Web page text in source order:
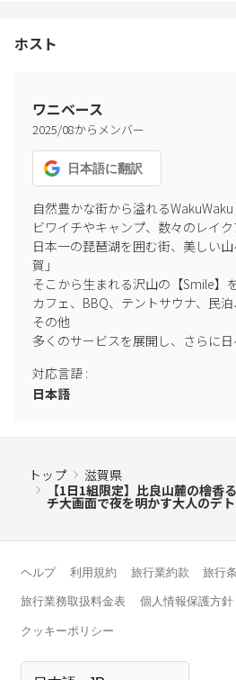
完全プライベート空間の品質を維持す
登録者様）以外の敷地内への立ち入り
やBBQのみの日帰り利用）であっても
犯カメラ等により無断立ち入りが発覚
だきます（宿泊料の返金不可）。さら
ステムを通じて直ちにご請求いたします
・人数分の正規追加ゲスト料金
・特別清掃・設備点検費：30,000円〜
に伴う、サウナ・精密機器等の特別点
掃作業代。著しい汚損がある場合は専
たします）
・緊急スタッフ出動費：20,000円 / 1
■設備ごとのご利用ルールと安全衛生
・ヒノキの香りと設備を守るため、大
リュはお控えください。
ず水着をご着用ください。
・ 飲酒後や体調不良時のご利用は生命
く禁じます。
・ジャグジーへの入浴剤、石鹸等の異
故障や水質汚染が発覚した場合は、修
ホスト
ワニベース
2025/08からメンバー
日本語に翻訳
自然豊かな街から溢れるWakuWaku
ビワイチやキャンプ、数々のレイ
日本一の琵琶湖を囲む街、美しい
賀」
そこから生まれる沢山の【Smile】
カフェ、BBQ、テントサウナ、民泊
その他
多くのサービスを展開し、さらに日
対応言語 :
日本語
トップ
滋賀県
【1日1組限定】比良山麓の檜香
チ大画面で夜を明かす大人のデ
ヘルプ 利用規約 旅行業約款 旅行
旅行業務取扱料金表 個人情報保護方針
クッキーポリシー